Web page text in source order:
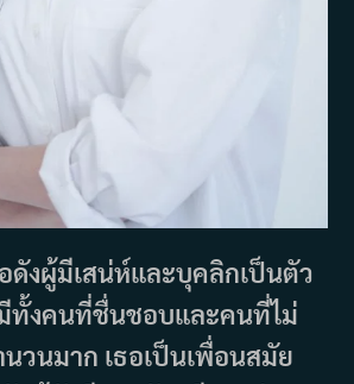
ดังผู้มีเสน่ห์และบุคลิกเป็นตัว
ทั้งคนที่ชื่นชอบและคนที่ไม่
วนมาก เธอเป็นเพื่อนสมัย